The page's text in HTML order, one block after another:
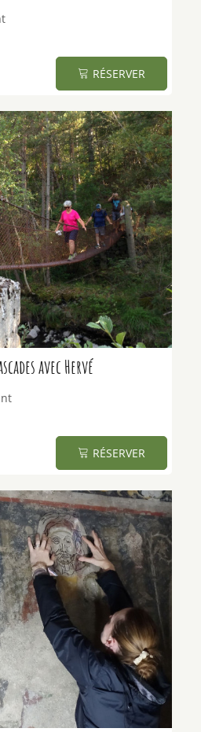
RÉSERVER
avec Hervé
RÉSERVER